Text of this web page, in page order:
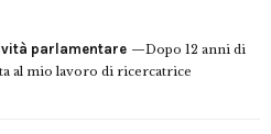
parlamentare
Dopo 12 anni di
al mio lavoro di ricercatrice